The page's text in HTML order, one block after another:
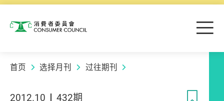
消费者委员会 目
首页 选择月刊 过往期刊
2012.10 432期